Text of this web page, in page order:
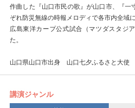
作曲した『山口市民の歌』が山口市、『一
ぞれ防災無線の時報メロディで各市内全域に
広島東洋カープ公式試合（マツダスタジ
た。
山口県山口市出身 山口七夕ふるさと大使
講演ジャンル